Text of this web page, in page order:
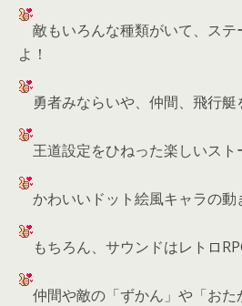
敵もいろんな種類がいて、ス
よ！
勇者みならいや、仲間、飛行艇
王道設定をひねった楽しいス
かわいいドット絵風キャラの動
もちろん、サウンドはレトロ
仲間や敵の「ずかん」や「お